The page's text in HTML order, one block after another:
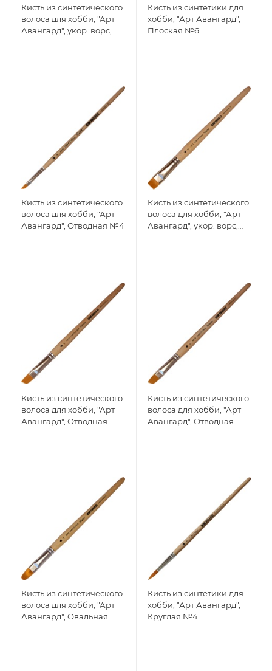
Кисть из синтетического
волоса для хобби, "Арт
Авангард", укор. ворс,
Кисть из синтетики для
хобби, "Арт Авангард",
Плоская №6
Кисть из синтетического
волоса для хобби, "Арт
Авангард", Отводная №4
Кисть из синтетического
волоса для хобби, "Арт
Авангард", укор. ворс,
Кисть из синтетического
волоса для хобби, "Арт
Авангард", Отводная
Кисть из синтетического
волоса для хобби, "Арт
Авангард", Отводная
Кисть из синтетического
волоса для хобби, "Арт
Авангард", Овальная
Кисть из синтетики для
хобби, "Арт Авангард",
Круглая №4